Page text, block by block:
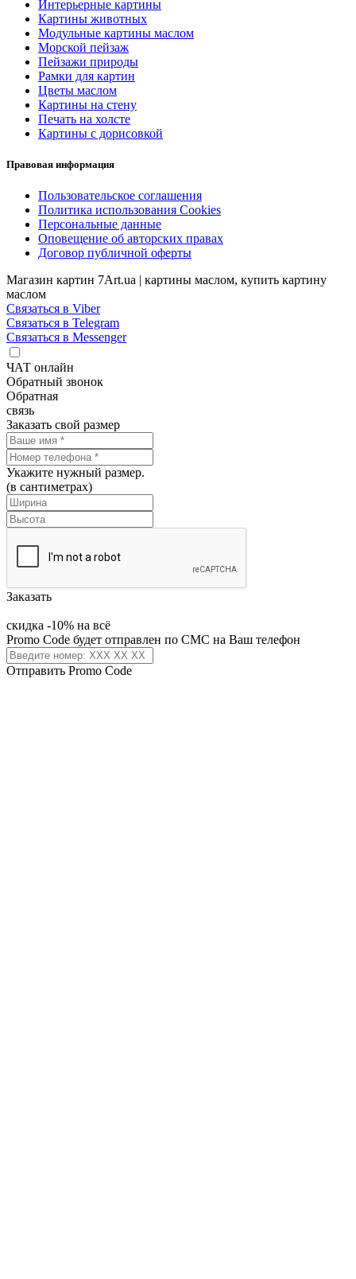
Интерьерные картины
Картины животных
Модульные картины маслом
Морской пейзаж
Пейзажи природы
Рамки для картин
Цветы маслом
Картины на стену
Печать на холсте
Картины с дорисовкой
Правовая информация
Пользовательское соглашения
Политика использования Cookies
Персональные данные
Оповещение об авторских правах
Договор публичной оферты
Магазин картин 7Art.ua | картины маслом, купить картину
маслом
Связаться в Viber
Связаться в Telegram
Связаться в Messenger
ЧАТ онлайн
Обратный звонок
Обратная
связь
Заказать свой размер
Укажите нужный размер.
(в сантиметрах)
Заказать
скидка -10% на всё
Promo Code будет отправлен по СМС на Ваш телефон
Отправить Promo Code